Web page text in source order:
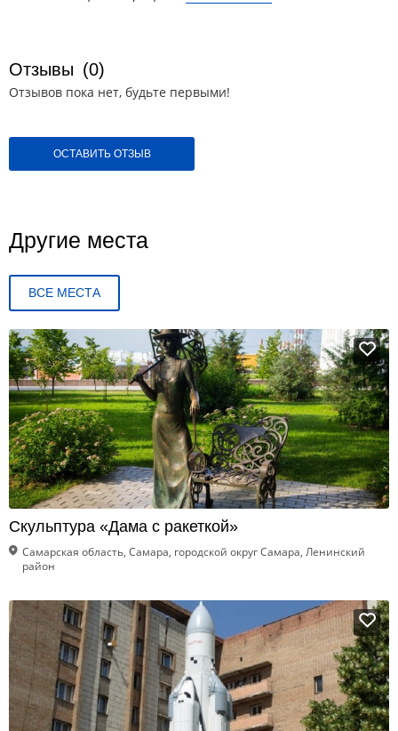
Отзывы (0)
Отзывов пока нет, будьте первыми!
ОСТАВИТЬ ОТЗЫВ
Другие места
ВСЕ МЕСТА
Скульптура «Дама с ракеткой»
Самарская область, Самара, городской округ Самара, Ленинский
район